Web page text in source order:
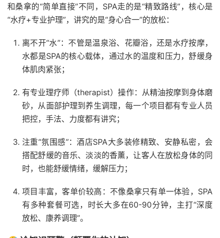
和桑拿的“简单直接”不同，SPA走的是“精致路线”，核心是
“水疗+专业护理”，讲究的是“身心合一”的放松：
离不开“水”：不管是温泉浴、花瓣浴，还是水疗按摩，
水都是SPA的核心载体，通过水的温度和压力，舒缓身
体肌肉紧张；
有专业理疗师（therapist）操作：从精油按摩到身体磨
砂，从面部护理到养生调理，每一个项目都有专业人员
把控，手法、力度都有讲究；
注重“氛围感”：酒店SPA大多装修精致、安静私密，会
搭配舒缓的音乐、淡淡的香薰，让客人在放松身体的同
时，也能舒缓情绪，缓解压力；
项目丰富，客单价较高：不像桑拿只有单一体验，SPA
有多种套餐可选，时长大多在60-90分钟，主打“深度
放松、康养调理”。